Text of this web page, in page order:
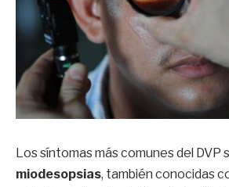
Los síntomas más comunes del DVP
miodesopsias, también conocidas